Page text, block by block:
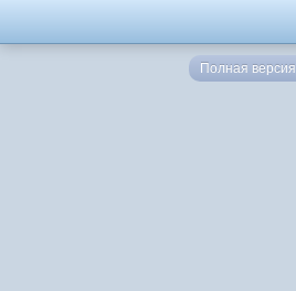
Полная версия